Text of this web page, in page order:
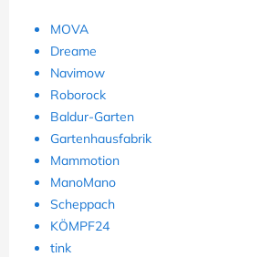
MOVA
Dreame
Navimow
Roborock
Baldur-Garten
Gartenhausfabrik
Mammotion
ManoMano
Scheppach
KÖMPF24
tink